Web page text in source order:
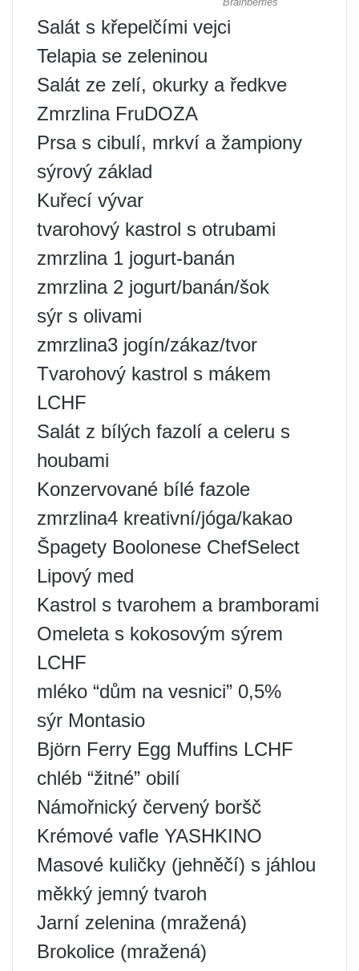
Salát s křepelčími vejci
Telapia se zeleninou
Salát ze zelí, okurky a ředkve
Zmrzlina FruDOZA
Prsa s cibulí, mrkví a žampiony
sýrový základ
Kuřecí vývar
tvarohový kastrol s otrubami
zmrzlina 1 jogurt-banán
zmrzlina 2 jogurt/banán/šok
sýr s olivami
zmrzlina3 jogín/zákaz/tvor
Tvarohový kastrol s mákem
LCHF
Salát z bílých fazolí a celeru s
houbami
Konzervované bílé fazole
zmrzlina4 kreativní/jóga/kakao
Špagety Boolonese ChefSelect
Lipový med
Kastrol s tvarohem a bramborami
Omeleta s kokosovým sýrem
LCHF
mléko “dům na vesnici” 0,5%
sýr Montasio
Björn Ferry Egg Muffins LCHF
chléb “žitné” obilí
Námořnický červený boršč
Krémové vafle YASHKINO
Masové kuličky (jehněčí) s jáhlou
měkký jemný tvaroh
Jarní zelenina (mražená)
Brokolice (mražená)